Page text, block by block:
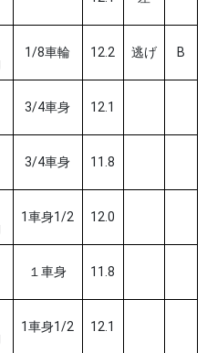
1/8車輪 12.2 逃げ B
3/4車身 12.1
3/4車身 11.8
1車身1/2 12.0
１車身 11.8
1車身1/2 12.1